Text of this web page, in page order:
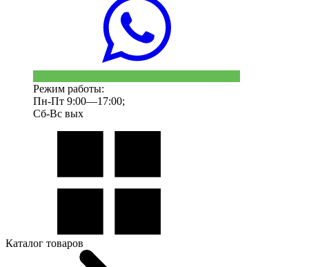
Режим работы:
Пн-Пт 9:00—17:00;
Сб-Вс вых
Каталог товаров